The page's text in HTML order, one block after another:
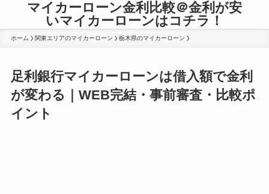
マイカーローン金利比較＠金利が安
いマイカーローンはコチラ！
ホーム 関東エリアのマイカーローン 栃木県のマイカーローン
足利銀行マイカーローンは借入額で金利
が変わる｜WEB完結・事前審査・比較ポ
イント